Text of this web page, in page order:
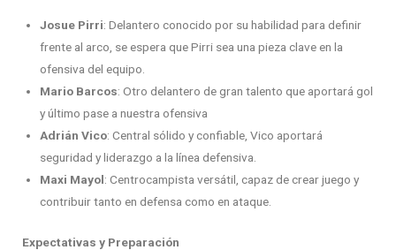
Josue Pirri: Delantero conocido por su habilidad para definir
frente al arco, se espera que Pirri sea una pieza clave en la
ofensiva del equipo.
Mario Barcos: Otro delantero de gran talento que aportará gol
y último pase a nuestra ofensiva
Adrián Vico: Central sólido y confiable, Vico aportará
seguridad y liderazgo a la línea defensiva.
Maxi Mayol: Centrocampista versátil, capaz de crear juego y
contribuir tanto en defensa como en ataque.
Expectativas y Preparación